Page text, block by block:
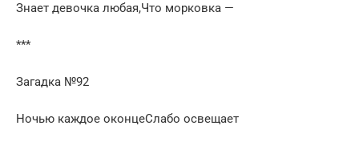
Знает девочка любая,Что морковка —
***
Загадка №92
Ночью каждое оконцеСлабо освещает